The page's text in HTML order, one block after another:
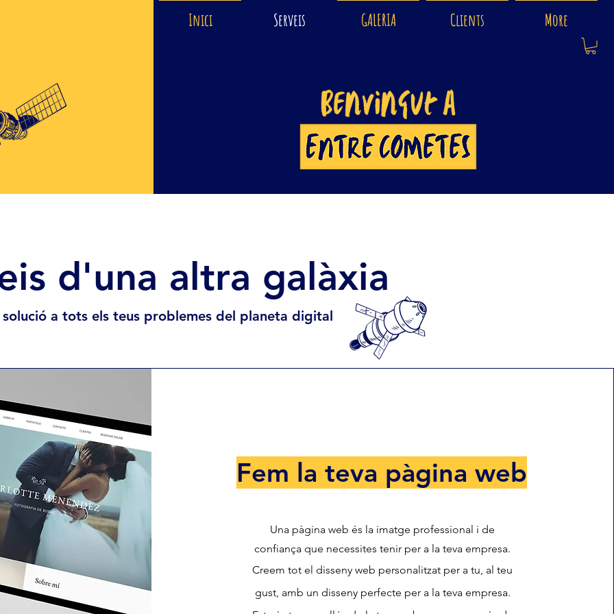
Inici Serveis GALERIA Clients More
d'una altra galàxia
solució a tots els teus problemes del planeta digital
Fem la teva pàgina web
Una pàgina web és la imatge professional i de
confiança que necessites tenir per a la teva empresa.
Creem tot el disseny web personalitzat per a tu, al teu
gust, amb un disseny perfecte per a la teva empresa.